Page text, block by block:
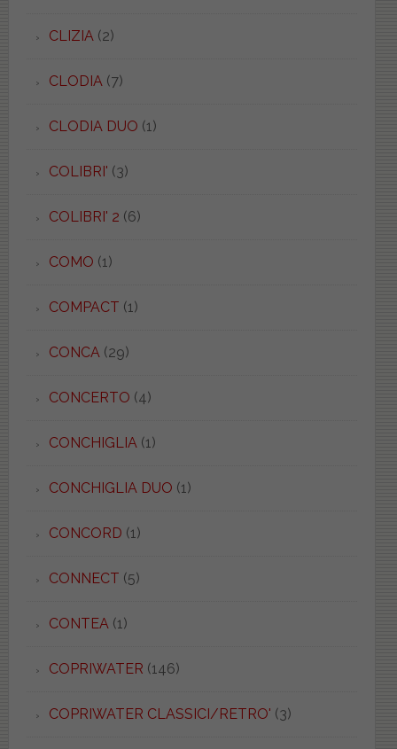
CLIZIA(2)
CLODIA(7)
CLODIA DUO (1)
COLIBRI' (3)
COLIBRI' 2 (6)
COMO (1)
COMPACT (1)
CONCA(29)
CONCERTO (4)
CONCHIGLIA(1)
CONCHIGLIA DUO (1)
CONCORD (1)
CONNECT (5)
CONTEA(1)
COPRIWATER (146)
COPRIWATER CLASSICI/RETRO' (3)